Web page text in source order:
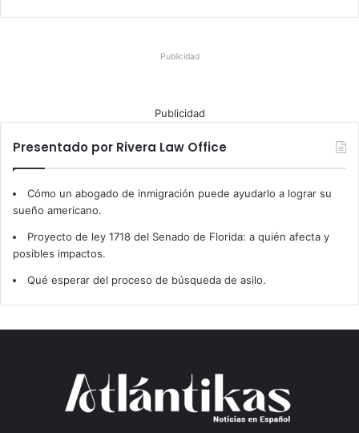
Publicidad
Publicidad
Presentado por Rivera Law Office
Cómo un abogado de inmigración puede ayudarlo a lograr su
sueño americano.
Proyecto de ley 1718 del Senado de Florida: a quién afecta y
posibles impactos.
Qué esperar del proceso de búsqueda de asilo.